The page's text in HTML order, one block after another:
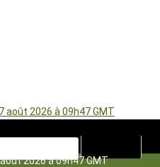
août 2026 à 09h47 GMT
2026 à 09h47 GMT